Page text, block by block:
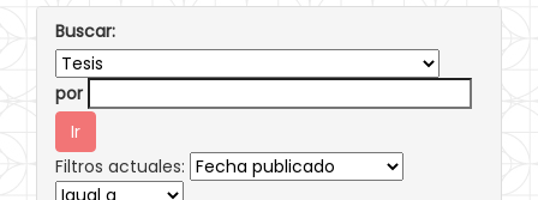
Buscar:
por
Filtros actuales: